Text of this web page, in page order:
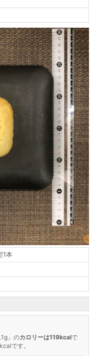
1本
」のカロリーは119kcalで
です。